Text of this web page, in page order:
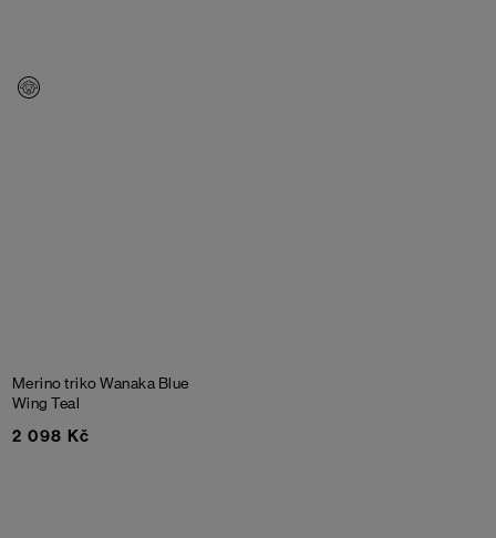
Merino triko Wanaka Blue
Wing Teal
2 098 Kč